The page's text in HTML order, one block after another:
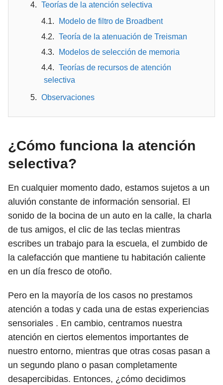
Teorías de la atención selectiva
Modelo de filtro de Broadbent
Teoría de la atenuación de Treisman
Modelos de selección de memoria
Teorías de recursos de atención
selectiva
Observaciones
¿Cómo funciona la atención
selectiva?
En cualquier momento dado, estamos sujetos a un
aluvión constante de información sensorial. El
sonido de la bocina de un auto en la calle, la charla
de tus amigos, el clic de las teclas mientras
escribes un trabajo para la escuela, el zumbido de
la calefacción que mantiene tu habitación caliente
en un día fresco de otoño.
Pero en la mayoría de los casos no prestamos
atención a todas y cada una de estas experiencias
sensoriales . En cambio, centramos nuestra
atención en ciertos elementos importantes de
nuestro entorno, mientras que otras cosas pasan a
un segundo plano o pasan completamente
desapercibidas. Entonces, ¿cómo decidimos